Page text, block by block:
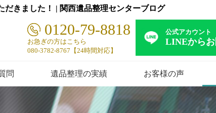
きました！ | 関西遺品整理センターブログ
0120-79-8818
お急ぎの方はこちら
080-3782-8767【24時間対応】
公式アカウント
LINEから
問 遺品整理の実績 お客様の声